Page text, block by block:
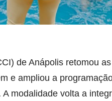
de Anápolis retomou
e ampliou a
modalidade volta a